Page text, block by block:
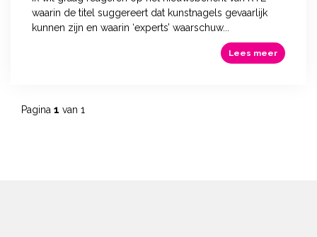
waarin de titel suggereert dat kunstnagels gevaarlijk
kunnen zijn en waarin ‘experts’ waarschuw...
Lees meer
Pagina 1 van 1